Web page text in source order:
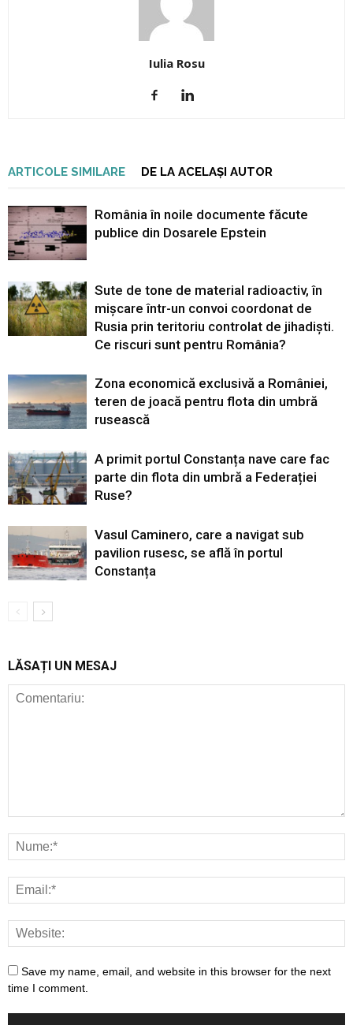
Iulia Rosu
ARTICOLE SIMILARE DE LA ACELAȘI AUTOR
România în noile documente făcute
publice din Dosarele Epstein
Sute de tone de material radioactiv, în
mișcare într-un convoi coordonat de
Rusia prin teritoriu controlat de jihadiști.
Ce riscuri sunt pentru România?
Zona economică exclusivă a României,
teren de joacă pentru flota din umbră
rusească
A primit portul Constanța nave care fac
parte din flota din umbră a Federației
Ruse?
Vasul Caminero, care a navigat sub
pavilion rusesc, se află în portul
Constanța
LĂSAȚI UN MESAJ
Save my name, email, and website in this browser for the next
time I comment.